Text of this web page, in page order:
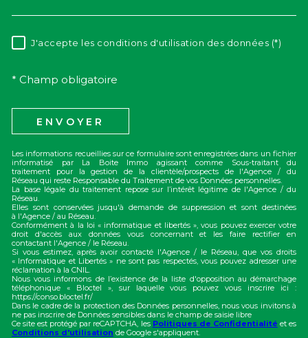
RÈGLEMENTATION
J'accepte les conditions d'utilisation des données (*)
* Champ obligatoire
ENVOYER
Les informations recueillies sur ce formulaire sont enregistrées dans un fichier
informatisé par La Boite Immo agissant comme Sous-traitant du
traitement pour la gestion de la clientèle/prospects de l'Agence / du
Réseau qui reste Responsable du Traitement de vos Données personnelles.
La base légale du traitement repose sur l’intérêt légitime de l'Agence / du
Réseau.
Elles sont conservées jusqu'à demande de suppression et sont destinées
à l'Agence / au Réseau.
Conformément à la loi « informatique et libertés », vous pouvez exercer votre
droit d'accès aux données vous concernant et les faire rectifier en
contactant l'Agence / le Réseau.
Si vous estimez, après avoir contacté l'Agence / le Réseau, que vos droits
« Informatique et Libertés » ne sont pas respectés, vous pouvez adresser une
réclamation à la CNIL.
Nous vous informons de l’existence de la liste d'opposition au démarchage
téléphonique « Bloctel », sur laquelle vous pouvez vous inscrire ici :
https://conso.bloctel.fr/
Dans le cadre de la protection des Données personnelles, nous vous invitons à
ne pas inscrire de Données sensibles dans le champ de saisie libre
Ce site est protégé par reCAPTCHA, les Politiques de Confidentialité et es
Conditions d'utilisation de Google s'appliquent.